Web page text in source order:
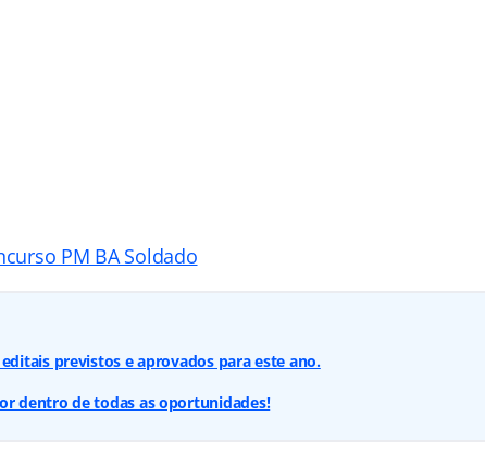
PM BA Soldado
previstos e aprovados para este ano.
dentro de todas as oportunidades!